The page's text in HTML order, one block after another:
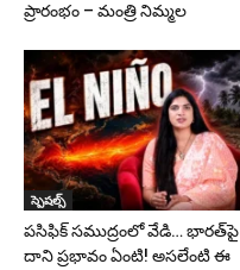
ప్రారంభం – మంత్రి నిమ్మల
స్పెషల్స్
పసిఫిక్ సముద్రంలో వేడి… భారత్‌పై
దాని ప్రభావం ఏంటి! అసలేంటి ఈ